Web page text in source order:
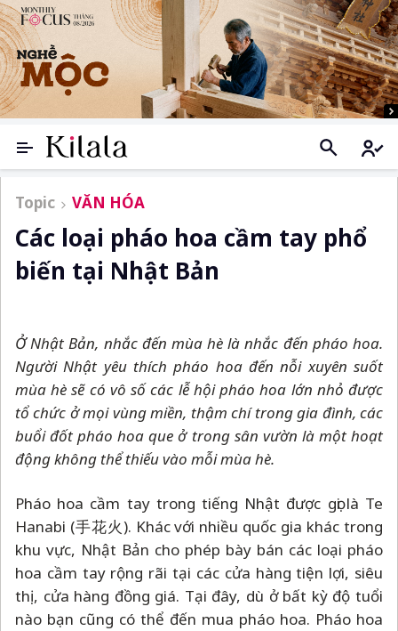
Topic VĂN HÓA
Các loại pháo hoa cầm tay phổ
biến tại Nhật Bản
Ở Nhật Bản, nhắc đến mùa hè là nhắc đến pháo hoa.
Người Nhật yêu thích pháo hoa đến nỗi xuyên suốt
mùa hè sẽ có vô số các lễ hội pháo hoa lớn nhỏ được
tổ chức ở mọi vùng miền, thậm chí trong gia đình, các
buổi đốt pháo hoa que ở trong sân vườn là một hoạt
động không thể thiếu vào mỗi mùa hè.
Pháo hoa cầm tay trong tiếng Nhật được gọi là Te
Hanabi (手花火). Khác với nhiều quốc gia khác trong
khu vực, Nhật Bản cho phép bày bán các loại pháo
hoa cầm tay rộng rãi tại các cửa hàng tiện lợi, siêu
thị, cửa hàng đồng giá. Tại đây, dù ở bất kỳ độ tuổi
nào bạn cũng có thể đến mua pháo hoa. Pháo hoa